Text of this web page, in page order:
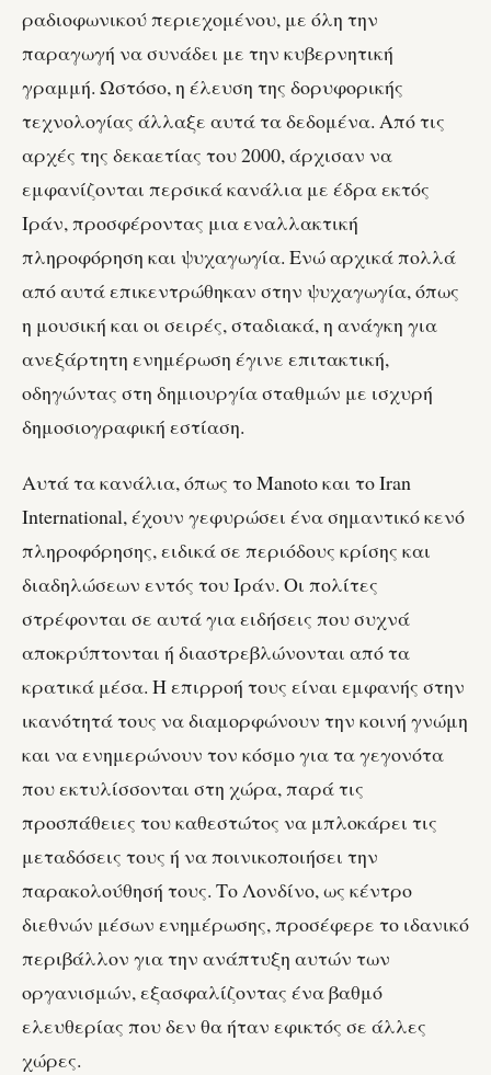
ραδιοφωνικού περιεχομένου, με όλη την
παραγωγή να συνάδει με την κυβερνητική
γραμμή. Ωστόσο, η έλευση της δορυφορικής
τεχνολογίας άλλαξε αυτά τα δεδομένα. Από τις
αρχές της δεκαετίας του 2000, άρχισαν να
εμφανίζονται περσικά κανάλια με έδρα εκτός
Ιράν, προσφέροντας μια εναλλακτική
πληροφόρηση και ψυχαγωγία. Ενώ αρχικά πολλά
από αυτά επικεντρώθηκαν στην ψυχαγωγία, όπως
η μουσική και οι σειρές, σταδιακά, η ανάγκη για
ανεξάρτητη ενημέρωση έγινε επιτακτική,
οδηγώντας στη δημιουργία σταθμών με ισχυρή
δημοσιογραφική εστίαση.
Αυτά τα κανάλια, όπως το Manoto και το Iran
International, έχουν γεφυρώσει ένα σημαντικό κενό
πληροφόρησης, ειδικά σε περιόδους κρίσης και
διαδηλώσεων εντός του Ιράν. Οι πολίτες
στρέφονται σε αυτά για ειδήσεις που συχνά
αποκρύπτονται ή διαστρεβλώνονται από τα
κρατικά μέσα. Η επιρροή τους είναι εμφανής στην
ικανότητά τους να διαμορφώνουν την κοινή γνώμη
και να ενημερώνουν τον κόσμο για τα γεγονότα
που εκτυλίσσονται στη χώρα, παρά τις
προσπάθειες του καθεστώτος να μπλοκάρει τις
μεταδόσεις τους ή να ποινικοποιήσει την
παρακολούθησή τους. Το Λονδίνο, ως κέντρο
διεθνών μέσων ενημέρωσης, προσέφερε το ιδανικό
περιβάλλον για την ανάπτυξη αυτών των
οργανισμών, εξασφαλίζοντας ένα βαθμό
ελευθερίας που δεν θα ήταν εφικτός σε άλλες
χώρες.